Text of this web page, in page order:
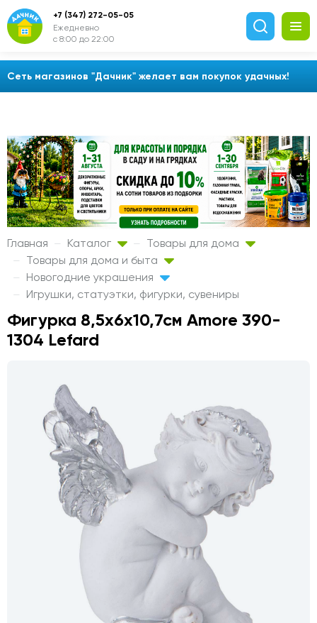
Сеть магазинов "Дачник" желает вам покупок удачных!
+7 (347) 272-05-05
Ежедневно
с 8:00 до 22:00
Главная Каталог
Товары для дома
Товары для дома и быта
Новогодние украшения
Игрушки, статуэтки, фигурки, сувениры
Фигурка 8,5х6х10,7см Amore 390-
1304 Lefard